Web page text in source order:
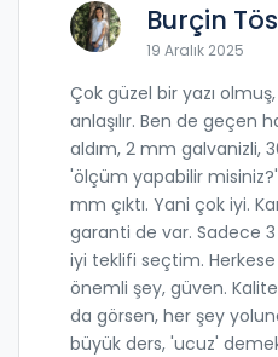
Burçin Tös
19 Aralık 2025
Çok güzel bir yazı
anlaşılır. Ben de geçen
aldım, 2 mm galvanizli,
'ölçüm yapabilir misiniz?'
mm çıktı. Yani çok iyi.
garanti de var. Sadece 3
iyi teklifi seçtim.
önemli şey, güven.
da görsen, her şey
büyük ders, 'ucuz'